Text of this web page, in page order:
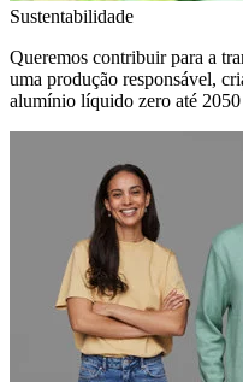
Sustentabilidade
Queremos contribuir para a
uma produção responsável,
alumínio líquido zero até 2050